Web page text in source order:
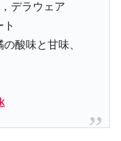
デラウェア
酸味と甘味、